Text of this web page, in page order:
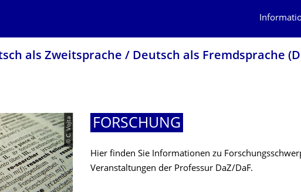
als Zweitsprache / Deutsch als Fremdsprache
© C. Vojta FORSCHUNG
Hier finden Sie Informationen zu
Veranstaltungen der Professur DaZ/DaF.